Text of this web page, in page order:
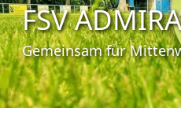
FSV
Gemeinsam für